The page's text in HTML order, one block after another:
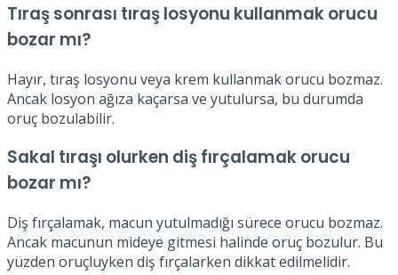
Tıraş sonrası tıraş losyonu kullanmak orucu
bozar mı?
Hayır, tıraş losyonu veya krem kullanmak orucu bozmaz.
Ancak losyon ağıza kaçarsa ve yutulursa, bu durumda
oruç bozulabilir.
Sakal tıraşı olurken diş fırçalamak orucu
bozar mı?
Diş fırçalamak, macun yutulmadığı sürece orucu bozmaz.
Ancak macunun mideye gitmesi halinde oruç bozulur. Bu
yüzden oruçluyken diş fırçalarken dikkat edilmelidir.